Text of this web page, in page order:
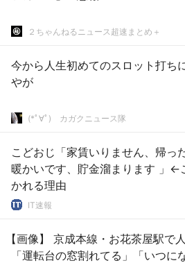
２ちゃんねるニュース超速まとめ＋
今から人生初めてのスロット打ち
やが
(*ﾟ∀ﾟ)ゞカガクニュース隊
こどおじ「家賃いりません、帰っ
暖かいです、貯金溜まります 」←
かれる理由
IT速報
【画像】 京成本線・お花茶屋駅で
「運転台の窓割れてる」「いつに